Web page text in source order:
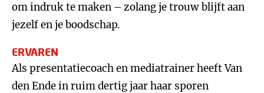
om indruk te maken – zolang je trouw blijft aan
jezelf en je boodschap.
ERVAREN
Als presentatiecoach en mediatrainer heeft Van
den Ende in ruim dertig jaar haar sporen